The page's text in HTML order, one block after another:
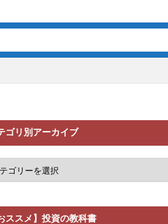
ゴリ別アーカイブ
ススメ】投資の教科書